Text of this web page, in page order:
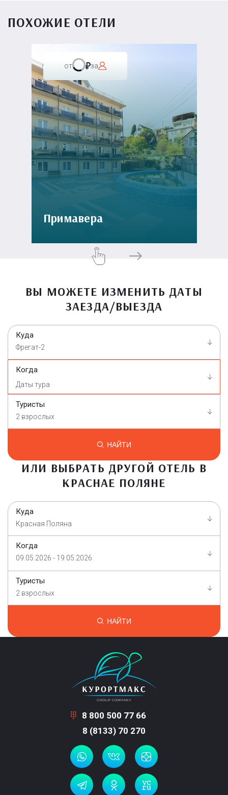
ПОХОЖИЕ ОТЕЛИ
от за
Примавера
ВЫ МОЖЕТЕ ИЗМЕНИТЬ ДАТЫ
ЗАЕЗДА/ВЫЕЗДА
Куда
Фрегат-2
Когда
Туристы
2 взрослых
НАЙТИ
ИЛИ ВЫБРАТЬ ДРУГОЙ ОТЕЛЬ В
КРАСНАЕ ПОЛЯНЕ
Куда
Красная Поляна
Когда
09.05.2026 - 19.05.2026
Туристы
2 взрослых
НАЙТИ
8 800 500 77 66
8 (8133) 70 270